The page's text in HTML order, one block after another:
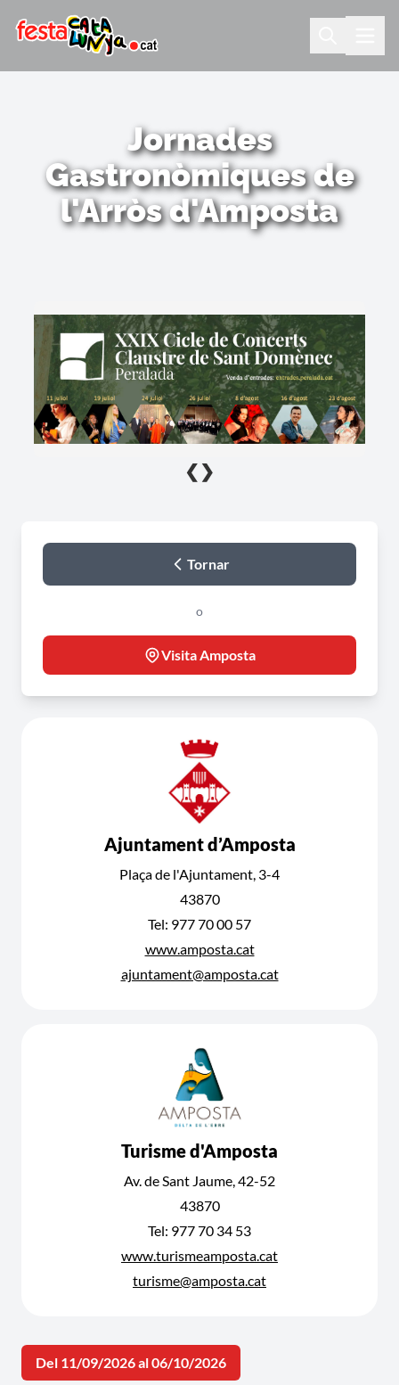
Jornades
Gastronòmiques de
l'Arròs d'Amposta
❮ ❯
Tornar
o
Visita Amposta
Ajuntament d’Amposta
Plaça de l'Ajuntament, 3-4
43870
Tel: 977 70 00 57
www.amposta.cat
ajuntament@amposta.cat
Turisme d'Amposta
Av. de Sant Jaume, 42-52
43870
Tel: 977 70 34 53
www.turismeamposta.cat
turisme@amposta.cat
Del 11/09/2026 al 06/10/2026